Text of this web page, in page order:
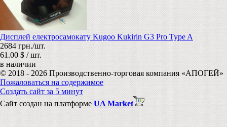
Дисплей електросамокату Kugoo Kukirin G3 Pro Type A
2684 грн./шт.
61.00 $ / шт.
в наличии
© 2018 - 2026 Производственно-торговая компания «АПОГЕЙ»
Пожаловаться на содержимое
Создать сайт за 5 минут
Сайт создан на платформе UA Market